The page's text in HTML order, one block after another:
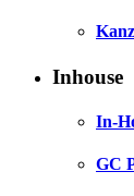
Inhouse
In-
GC